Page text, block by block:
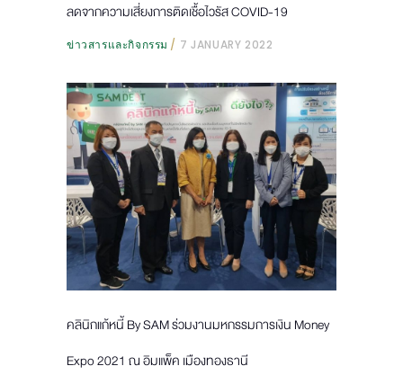
ลดจากความเสี่ยงการติดเชื้อไวรัส COVID-19
ข่าวสารและกิจกรรม 7 JANUARY 2022
คลินิกแก้หนี้ By SAM ร่วมงานมหกรรมการเงิน Money
Expo 2021 ณ อิมแพ็ค เมืองทองธานี